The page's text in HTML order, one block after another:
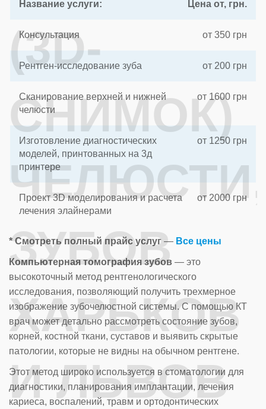
(3D-
СНИМОК)
ЧЕЛЮСТИ,
ЗУБОВ
ХАРЬКОВ
И ЛЬВОВ
Название услуги: Цена от, грн.
Консультация от 350 грн
Рентген-исследование зуба от 200 грн
Сканирование верхней и нижней
челюсти
от 1600 грн
Изготовление диагностических
моделей, принтованных на 3д
принтере
от 1250 грн
Проект 3D моделирования и расчета
лечения элайнерами
от 2000 грн
* Смотреть полный прайс услуг — Все цены
Компьютерная томография зубов — это
высокоточный метод рентгенологического
исследования, позволяющий получить трехмерное
изображение зубочелюстной системы. С помощью КТ
врач может детально рассмотреть состояние зубов,
корней, костной ткани, суставов и выявить скрытые
патологии, которые не видны на обычном рентгене.
Этот метод широко используется в стоматологии для
диагностики, планирования имплантации, лечения
кариеса, воспалений, травм и ортодонтических